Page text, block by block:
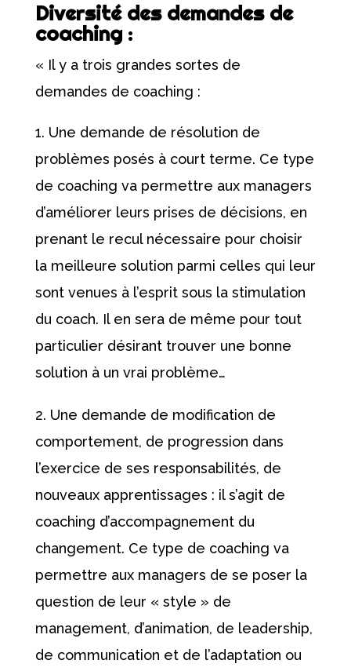
Diversité des demandes de
coaching :
« Il y a trois grandes sortes de
demandes de coaching :
Une demande de résolution de
problèmes posés à court terme. Ce type
de coaching va permettre aux managers
d’améliorer leurs prises de décisions, en
prenant le recul nécessaire pour choisir
la meilleure solution parmi celles qui leur
sont venues à l’esprit sous la stimulation
du coach. Il en sera de même pour tout
particulier désirant trouver une bonne
solution à un vrai problème…
Une demande de modification de
comportement, de progression dans
l’exercice de ses responsabilités, de
nouveaux apprentissages : il s’agit de
coaching d’accompagnement du
changement. Ce type de coaching va
permettre aux managers de se poser la
question de leur « style » de
management, d’animation, de leadership,
de communication et de l’adaptation ou